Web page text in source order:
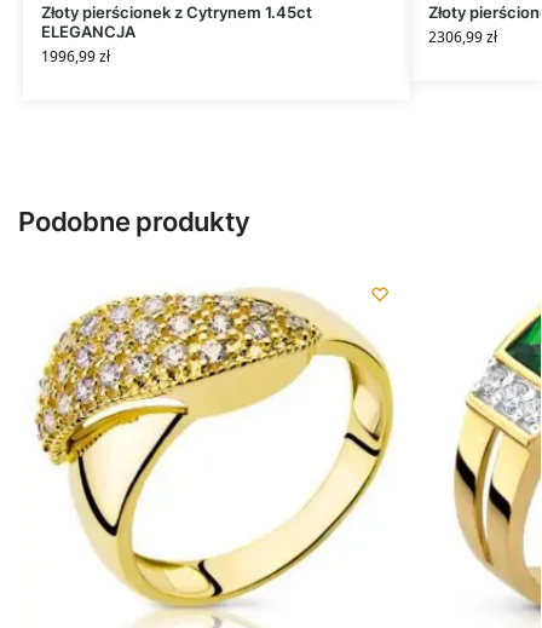
Złoty pierścionek z Cytrynem 1.45ct
ELEGANCJA
1996,99zł
Złoty
2306,99zł
Podobne produkty